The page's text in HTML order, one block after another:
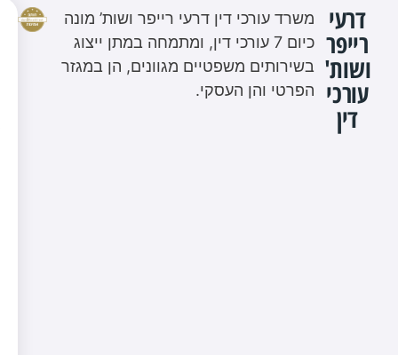
דרעי
רייפר
ושות'
עורכי
דין
משרד עורכי דין דרעי רייפר ושות’ מונה
כיום 7 עורכי דין, ומתמחה במתן ייצוג
בשירותים משפטיים מגוונים, הן במגזר
הפרטי והן העסקי.